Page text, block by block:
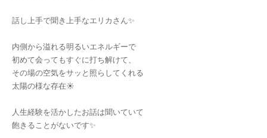
話し上手で聞き上手なエリカさん✨
内側から溢れる明るいエネルギーで
初めて会ってもすぐに打ち解けて、
その場の空気をサッと照らしてくれる
太陽の様な存在☀
人生経験を活かしたお話は聞いていて
飽きることがないです✨